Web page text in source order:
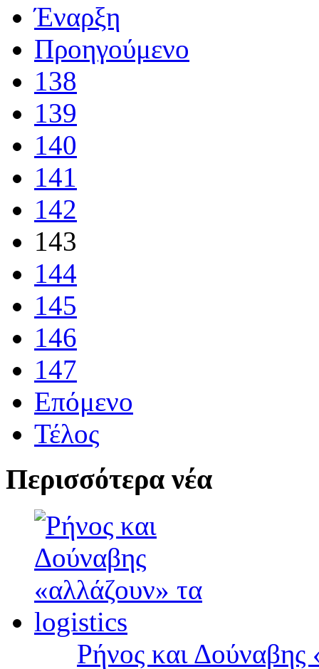
Έναρξη
Προηγούμενο
138
139
140
141
142
143
144
145
146
147
Επόμενο
Τέλος
Περισσότερα νέα
Ρήνος και